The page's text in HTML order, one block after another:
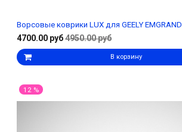
Ворсовые коврики LUX для GEELY EMGRAND
4700.00 руб4950.00 руб
В корзину
12 %